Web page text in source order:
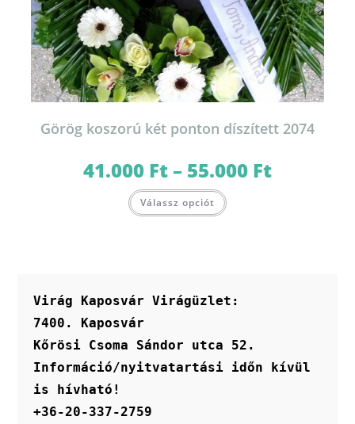
Görög koszorú két ponton díszített 2074
41.000 Ft– 55.000 Ft41.000 Ft
Válassz opciót a
termékoldalon
választhatók
Virág Kaposvár Virágüzlet:
7400. Kaposvár
Kőrösi Csoma Sándor utca 52.
Információ/nyitvatartási időn kívül
is hívható!
+36-20-337-2759